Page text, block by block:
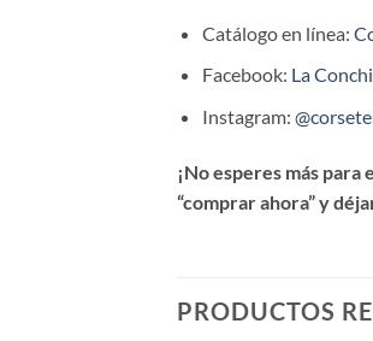
Catálogo en línea:
Facebook: La
Instagram:
¡No esperes más
“comprar ahora” y
PRODUCTOS